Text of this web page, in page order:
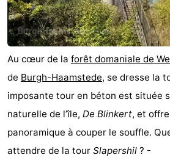
-
Piscines
-
Faire
du
vélo
-
Randonnée
-
Équitation
-
Terrains
-
Au cœur de la forêt domaniale de
de Burgh-Haamstede, se dresse la
imposante tour en béton est située
naturelle de l’île, De Blinkert, et
panoramique à couper le souffle.
attendre de la tour Slapershil ? -